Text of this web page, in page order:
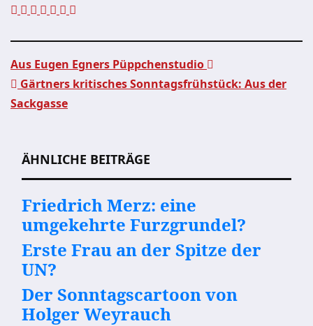
Beitragsnavigation
Aus Eugen Egners Püppchenstudio
Gärtners kritisches Sonntagsfrühstück: Aus der
Sackgasse
ÄHNLICHE BEITRÄGE
Friedrich Merz: eine
umgekehrte Furzgrundel?
Erste Frau an der Spitze der
UN?
Der Sonntagscartoon von
Holger Weyrauch